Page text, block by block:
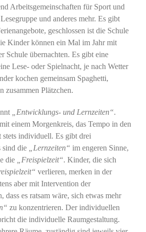
Arbeitsgemeinschaften für Sport und
und anderes mehr. Es gibt
geschlossen ist die Schule
Kinder können ein Mal im Jahr mit
Schule übernachten. Es gibt eine
Lese- oder Spielnacht, je nach Wetter
kochen gemeinsam Spaghetti,
zusammen Plätzchen.
„Entwicklungs- und Lernzeiten“.
einem Morgenkreis, das Tempo in den
stets individuell. Es gibt drei
sind die „Lernzeiten“ im engeren Sinne,
die „Freispielzeit“. Kinder, die sich
verlieren, merken in der
aber mit Intervention der
dass es ratsam wäre, sich etwas mehr
zu konzentrieren. Der individuellen
die individuelle Raumgestaltung.